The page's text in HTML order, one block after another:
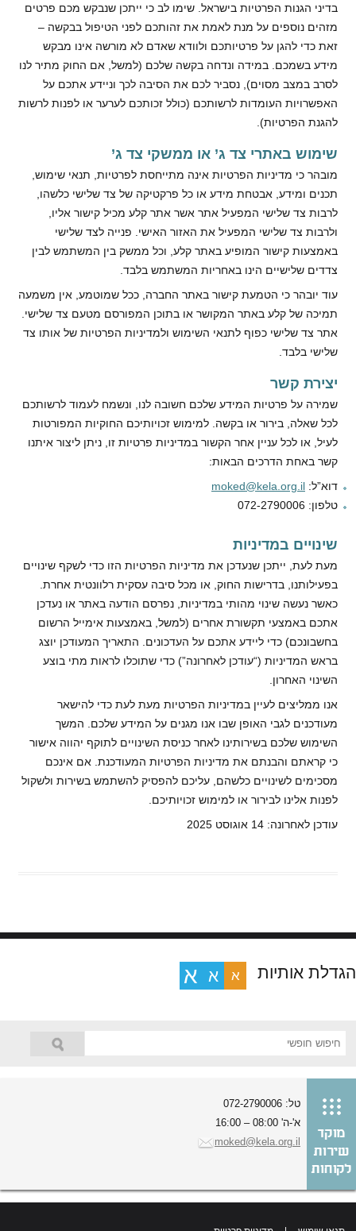
בדיני הגנות הפרטיות בישראל. שימו לב כי ייתכן שנבקש מכם פרטים
מזהים נוספים על מנת לאמת את זהותכם לפני הטיפול בבקשה –
זאת כדי להגן על פרטיותכם ולוודא שאדם לא מורשה אינו מבקש
מידע בשמכם. במידה ונדחה בקשה שלכם (למשל, אם החוק מתיר לנו
לסרב במצב מסוים), נסביר לכם את הסיבה לכך וניידע אתכם על
האפשרויות העומדות לרשותכם (כולל זכותכם לערער או לפנות לרשות
להגנת הפרטיות).
שימוש באתרי צד ג’ או ממשקי צד ג’
מובהר כי מדיניות הפרטיות אינה מתייחסת לפרטיות, תנאי שימוש,
תכנים ומידע, אבטחת מידע או כל פרקטיקה של צד שלישי כלשהו,
לרבות צד שלישי המפעיל אתר אשר אתר קלע מכיל קישור אליו,
ולרבות צד שלישי המפעיל את האזור האישי. פנייה לצד שלישי
באמצעות קישור המופיע באתר קלע, וכל ממשק בין המשתמש לבין
צדדים שלישיים הינו באחריות המשתמש בלבד.
עוד יובהר כי הטמעת קישור באתר החברה, ככל שמוטמע, אין משמעה
תמיכה של קלע באתר המקושר או בתוכן המפורסם מטעם צד שלישי.
אתר צד שלישי כפוף לתנאי השימוש ולמדיניות הפרטיות של אותו צד
שלישי בלבד.
יצירת קשר
שמירה על פרטיות המידע שלכם חשובה לנו, ונשמח לעמוד לרשותכם
לכל שאלה, בירור או בקשה. למימוש זכויותיכם החוקיות המפורטות
לעיל, או לכל עניין אחר הקשור במדיניות פרטיות זו, ניתן ליצור איתנו
קשר באחת הדרכים הבאות:
דוא”ל: moked@kela.org.il
טלפון: 072-2790006
שינויים במדיניות
מעת לעת, ייתכן שנעדכן את מדיניות הפרטיות הזו כדי לשקף שינויים
בפעילותנו, בדרישות החוק, או מכל סיבה עסקית רלוונטית אחרת.
כאשר נעשה שינוי מהותי במדיניות, נפרסם הודעה באתר או נעדכן
אתכם באמצעי תקשורת אחרים (למשל, באמצעות אימייל הרשום
בחשבונכם) כדי ליידע אתכם על העדכונים. התאריך המעודכן יוצג
בראש המדיניות (“עודכן לאחרונה”) כדי שתוכלו לראות מתי בוצע
השינוי האחרון.
אנו ממליצים לעיין במדיניות הפרטיות מעת לעת כדי להישאר
מעודכנים לגבי האופן שבו אנו מגנים על המידע שלכם. המשך
השימוש שלכם בשירותינו לאחר כניסת השינויים לתוקף יהווה אישור
כי קראתם והבנתם את מדיניות הפרטיות המעודכנת. אם אינכם
מסכימים לשינויים כלשהם, עליכם להפסיק להשתמש בשירות ולשקול
לפנות אלינו לבירור או למימוש זכויותיכם.
עודכן לאחרונה: 14 אוגוסט 2025
הגדלת אותיות א א א
טל: 072-2790006
א'-ה' 08:00 – 16:00
moked@kela.org.il